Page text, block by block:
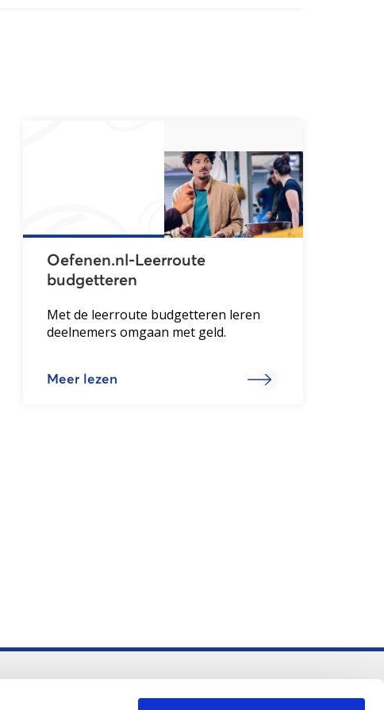
Oefenen.nl-Leerroute
budgetteren
Met de leerroute budgetteren leren
deelnemers omgaan met geld.
Meer lezen